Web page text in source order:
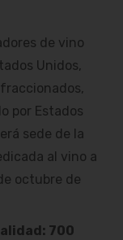
de vino
Unidos,
por Estados
sede de la
al vino a
octubre de
700